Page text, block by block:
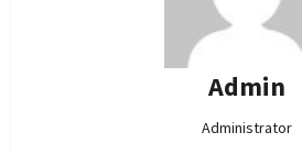
Admin
Administrator